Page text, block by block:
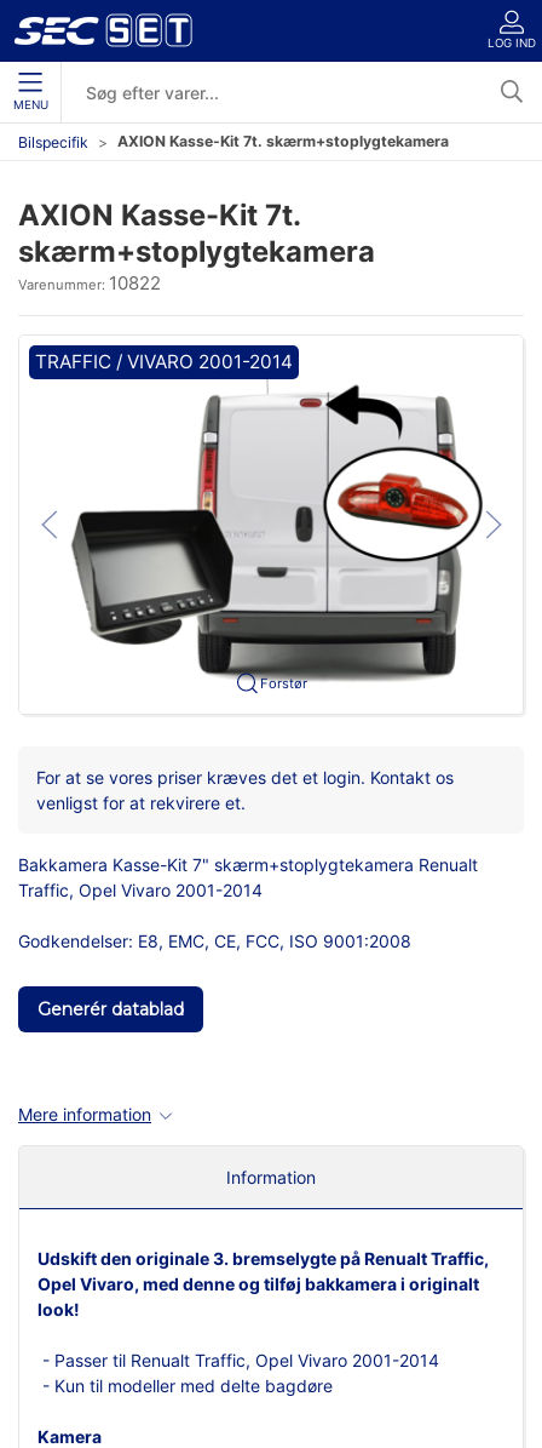
LOG IND
MENU
Bilspecifik AXION Kasse-Kit 7t. skærm+stoplygtekamera
AXION Kasse-Kit 7t.
skærm+stoplygtekamera
Varenummer: 10822
TRAFFIC / VIVARO 2001-2014
Forstør
For at se vores priser kræves det et login. Kontakt os
venligst for at rekvirere et.
Bakkamera Kasse-Kit 7" skærm+stoplygtekamera Renualt
Traffic, Opel Vivaro 2001-2014
Godkendelser: E8, EMC, CE, FCC, ISO 9001:2008
Generér datablad
Mere information
Information
Udskift den originale 3. bremselygte på Renualt Traffic,
Opel Vivaro, med denne og tilføj bakkamera i originalt
look!
- Passer til Renualt Traffic, Opel Vivaro 2001-2014
- Kun til modeller med delte bagdøre
Kamera